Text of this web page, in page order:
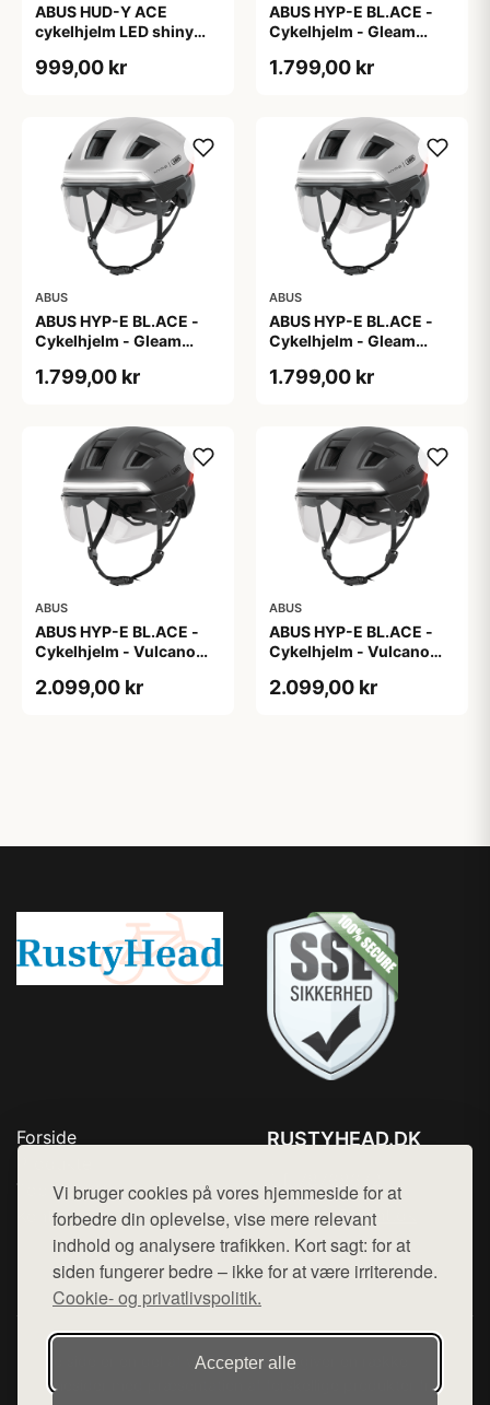
Vi bruger cookies på vores hjemmeside for at
forbedre din oplevelse, vise mere relevant
indhold og analysere trafikken. Kort sagt: for at
siden fungerer bedre – ikke for at være irriterende.
Cookie- og privatlivspolitik.
Accepter alle
ABUS HUD-Y ACE
cykelhjelm LED shiny
999,00 kr
ABUS HYP-E BL.ACE -
Cykelhjelm - Gleam
1.799,00 kr
ABUS
ABUS HYP-E BL.ACE -
Cykelhjelm - Gleam
1.799,00 kr
ABUS
ABUS HYP-E BL.ACE -
Cykelhjelm - Gleam
1.799,00 kr
ABUS
ABUS HYP-E BL.ACE -
Cykelhjelm - Vulcano
2.099,00 kr
ABUS
ABUS HYP-E BL.ACE -
Cykelhjelm - Vulcano
2.099,00 kr
Forside
Top Rabatter
Kontakt
RUSTYHEAD.DK
Mail: hej@want.dk
Cookie- og privatlivspolitik
Denne side er en del af want.dk, der udgiver en række
hjemmesider med præsentation af forskellige produkter fra